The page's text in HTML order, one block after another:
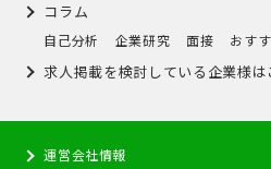
コラム
自己分析 企業研究 面接 おす
求人掲載を検討している企業様は
運営会社情報